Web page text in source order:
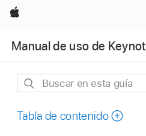
Apple
Manual de uso de
Buscar
esta
Tabla de contenido